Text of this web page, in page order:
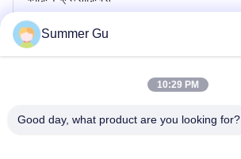
स्टेनलेस स्टील का ताबूत
Mrs. Summer Gu
Sale Manager
Summer Gu
10:29 PM
Good day, what product are you looking for?